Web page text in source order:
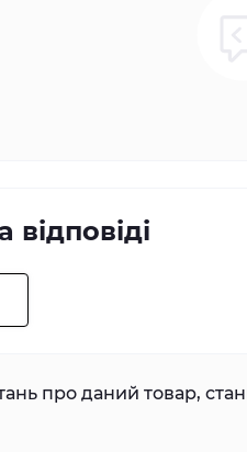
відповіді
про даний товар,